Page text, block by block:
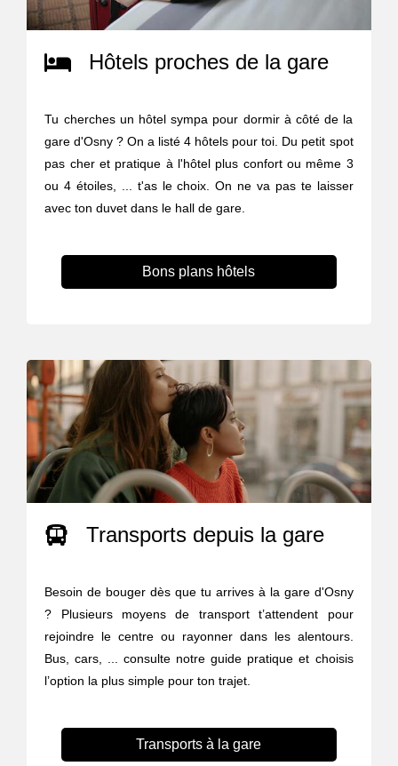
Hôtels proches de la gare
Tu cherches un hôtel sympa pour dormir à côté de la
gare d'Osny ? On a listé 4 hôtels pour toi. Du petit spot
pas cher et pratique à l'hôtel plus confort ou même 3
ou 4 étoiles, ... t'as le choix. On ne va pas te laisser
avec ton duvet dans le hall de gare.
Bons plans hôtels
Transports depuis la gare
Besoin de bouger dès que tu arrives à la gare d'Osny
? Plusieurs moyens de transport t’attendent pour
rejoindre le centre ou rayonner dans les alentours.
Bus, cars, ... consulte notre guide pratique et choisis
l’option la plus simple pour ton trajet.
Transports à la gare